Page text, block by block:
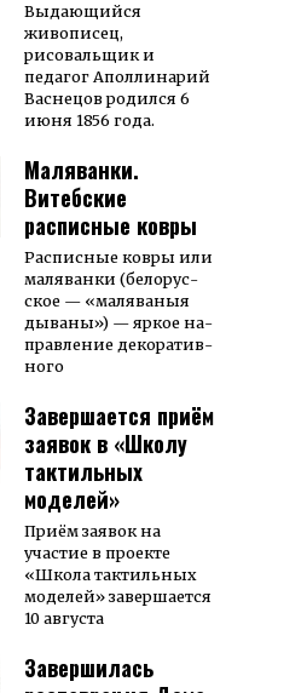
Выдающийся
живописец,
рисовальщик и
педагог Аполлинарий
Васнецов родился 6
июня 1856 года.
Маляванки.
Витебские
расписные ковры
Рас­пис­ные ков­ры или
ма­ля­ван­ки (бе­лорус­
ское — «ма­ля­ва­ныя
ды­ва­ны») — яр­кое на­
прав­ле­ние де­ко­ра­тив­
ного
Завершается приём
заявок в «Школу
тактильных
моделей»
Приём заявок на
участие в проекте
«Школа тактильных
моделей» завершается
10 августа
Завершилась